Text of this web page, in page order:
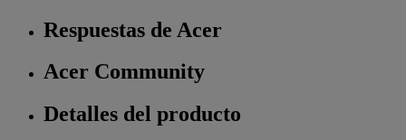
Respuestas de Acer
Acer Community
Detalles del producto